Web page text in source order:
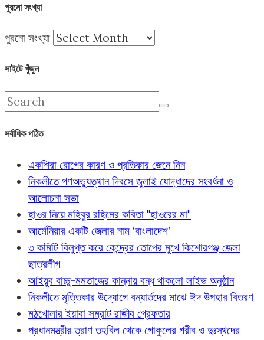
পুরনো সংখ্যা
পুরনো সংখ্যা
সাইটে খুঁজুন
সর্বাধিক পঠিত
একশিরা রোগের কারণ ও প্রতিকার জেনে নিন
নিকলীতে গণঅভ্যুত্থান দিবসে জুলাই যোদ্ধাদের সংবর্ধনা ও
আলোচনা সভা
হাওর নিয়ে মহিবুর রহিমের কবিতা "হাওরের মা"
আর্মেনিয়ার একটি জেলার নাম ‘বাংলাদেশ’
৩ কমিটি বিলুপ্ত করে কেন্দ্রের তোপের মুখে কিশোরগঞ্জ জেলা
ছাত্রলীগ
আইয়ুব বাচ্চু-মমতাজের কান্নায় বন্ধ থাকলো লাইভ অনুষ্ঠান
নিকলীতে মৃত্তিকার উদ্যোগে বন্যার্তদের মাঝে ঈদ উপহার বিতরণ
মঠখোলার ইয়াবা সম্রাট রাজীব গ্রেফতার
প্রধানমন্ত্রীর ত্রাণ তহবিল থেকে গোকুলের গরীব ও দুঃস্থদের